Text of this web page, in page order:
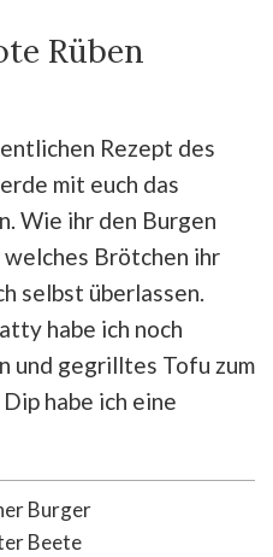
Rüben
Rezept des
mit euch das
Wie ihr den Burgen
Brötchen ihr
selbst überlassen.
habe ich noch
und gegrilltes Tofu zum
habe ich eine